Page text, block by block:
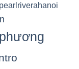
pearlriverahanoi
phương